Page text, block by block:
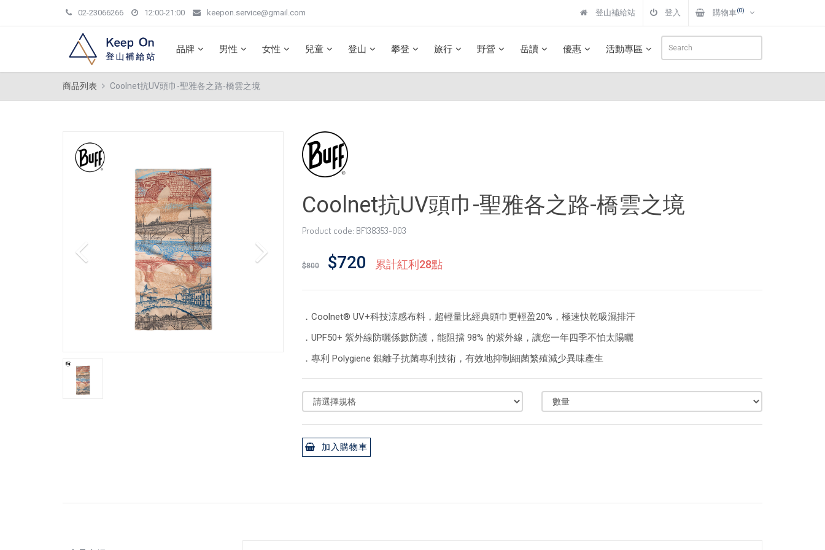
02-23066266 12:00-21:00 keepon.service@gmail.com 登山補給站 登入 購物車(0)
品牌 男性 女性 兒童 登山 攀登 旅行 野營 岳讀 優惠 活動專區
商品列表 Coolnet抗UV頭巾-聖雅各之路-橋雲之境
Coolnet抗UV頭巾-聖雅各之路-橋雲之境
Product code: BF138353-003
$800 $720 累計紅利28點
．Coolnet® UV+科技涼感布料，超輕量比經典頭巾更輕盈20%，極速快乾吸濕排汗
．UPF50+ 紫外線防曬係數防護，能阻擋 98% 的紫外線，讓您一年四季不怕太陽曬
．專利 Polygiene 銀離子抗菌專利技術，有效地抑制細菌繁殖減少異味產生
加入購物車